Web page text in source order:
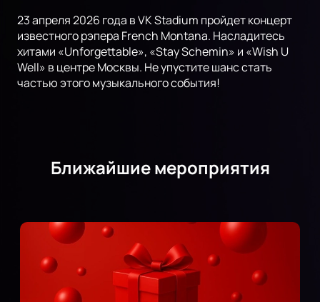
23 апреля 2026 года в VK Stadium пройдет концерт
известного рэпера French Montana. Насладитесь
хитами «Unforgettable», «Stay Schemin» и «Wish U
Well» в центре Москвы. Не упустите шанс стать
частью этого музыкального события!
Ближайшие мероприятия